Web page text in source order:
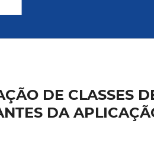
DE CLASSES
DA